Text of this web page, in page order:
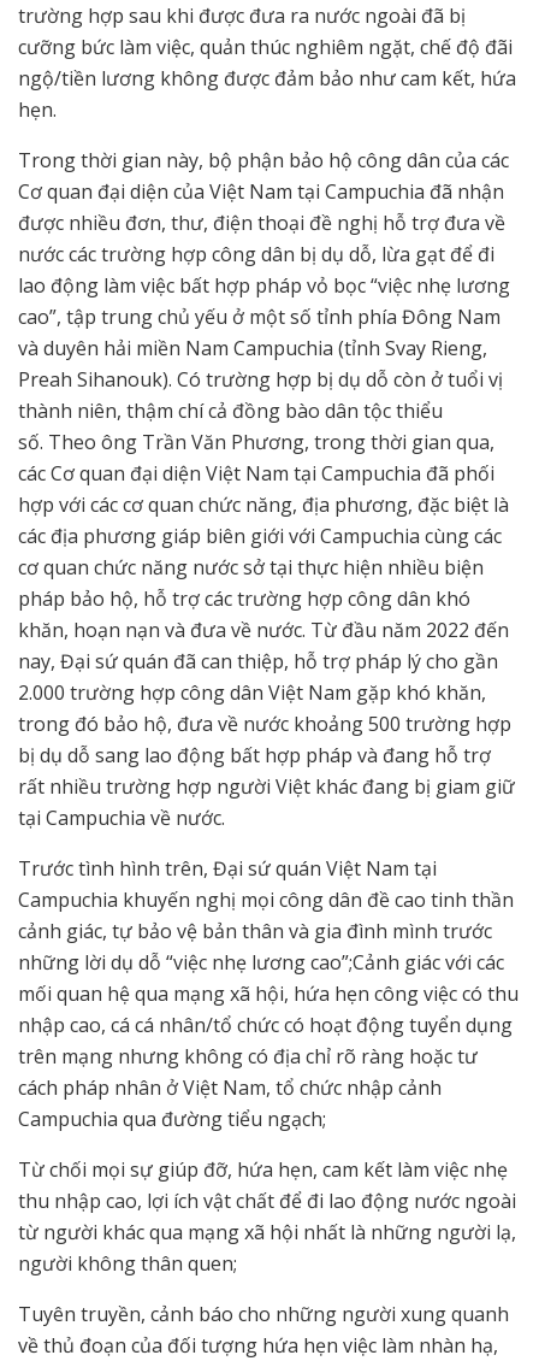
trường hợp sau khi được đưa ra nước ngoài đã bị
cưỡng bức làm việc, quản thúc nghiêm ngặt, chế độ đãi
ngộ/tiền lương không được đảm bảo như cam kết, hứa
hẹn.
Trong thời gian này, bộ phận bảo hộ công dân của các
Cơ quan đại diện của Việt Nam tại Campuchia đã nhận
được nhiều đơn, thư, điện thoại đề nghị hỗ trợ đưa về
nước các trường hợp công dân bị dụ dỗ, lừa gạt để đi
lao động làm việc bất hợp pháp vỏ bọc “việc nhẹ lương
cao”, tập trung chủ yếu ở một số tỉnh phía Đông Nam
và duyên hải miền Nam Campuchia (tỉnh Svay Rieng,
Preah Sihanouk). Có trường hợp bị dụ dỗ còn ở tuổi vị
thành niên, thậm chí cả đồng bào dân tộc thiểu
số. Theo ông Trần Văn Phương, trong thời gian qua,
các Cơ quan đại diện Việt Nam tại Campuchia đã phối
hợp với các cơ quan chức năng, địa phương, đặc biệt là
các địa phương giáp biên giới với Campuchia cùng các
cơ quan chức năng nước sở tại thực hiện nhiều biện
pháp bảo hộ, hỗ trợ các trường hợp công dân khó
khăn, hoạn nạn và đưa về nước. Từ đầu năm 2022 đến
nay, Đại sứ quán đã can thiệp, hỗ trợ pháp lý cho gần
2.000 trường hợp công dân Việt Nam gặp khó khăn,
trong đó bảo hộ, đưa về nước khoảng 500 trường hợp
bị dụ dỗ sang lao động bất hợp pháp và đang hỗ trợ
rất nhiều trường hợp người Việt khác đang bị giam giữ
tại Campuchia về nước.
Trước tình hình trên, Đại sứ quán Việt Nam tại
Campuchia khuyến nghị mọi công dân đề cao tinh thần
cảnh giác, tự bảo vệ bản thân và gia đình mình trước
những lời dụ dỗ “việc nhẹ lương cao”;Cảnh giác với các
mối quan hệ qua mạng xã hội, hứa hẹn công việc có thu
nhập cao, cá cá nhân/tổ chức có hoạt động tuyển dụng
trên mạng nhưng không có địa chỉ rõ ràng hoặc tư
cách pháp nhân ở Việt Nam, tổ chức nhập cảnh
Campuchia qua đường tiểu ngạch;
Từ chối mọi sự giúp đỡ, hứa hẹn, cam kết làm việc nhẹ
thu nhập cao, lợi ích vật chất để đi lao động nước ngoài
từ người khác qua mạng xã hội nhất là những người lạ,
người không thân quen;
Tuyên truyền, cảnh báo cho những người xung quanh
về thủ đoạn của đối tượng hứa hẹn việc làm nhàn hạ,